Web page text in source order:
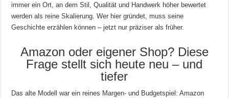
immer ein Ort, an dem Stil, Qualität und Handwerk höher bewertet
werden als reine Skalierung. Wer hier gründet, muss seine
Geschichte erzählen können – jetzt nur präziser als früher.
Amazon oder eigener Shop? Diese
Frage stellt sich heute neu – und
tiefer
Das alte Modell war ein reines Margen- und Budgetspiel: Amazon